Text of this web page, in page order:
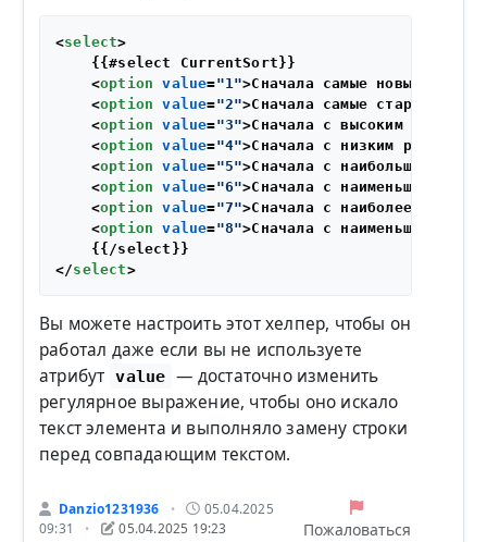
<select>
    {{#select CurrentSort}}
<option value="1">Сначала самые новые
<option value="2">Сначала самые старые
<option value="3">Сначала с высоким
<option value="4">Сначала с низким рейтингом
<option value="5">Сначала с наибольшим
<option value="6">Сначала с наименьшим
<option value="7">Сначала с наиболее
<option value="8">Сначала с наименьшим
</select>
Вы можете настроить этот хелпер, чтобы он
работал даже если вы не используете
атрибут
value — достаточно изменить
регулярное выражение, чтобы оно искало
текст элемента и выполняло замену строки
перед совпадающим текстом.
Danzio1231936 •
05.04.2025
09:31
• 05.04.2025 19:23 Пожаловаться